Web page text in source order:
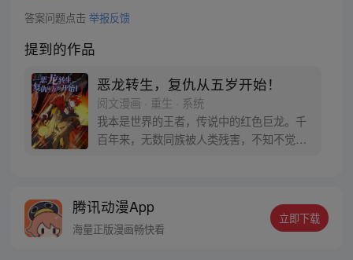
答案问题点击 举报反馈
提到的作品
恶龙转生，复仇从五岁开始！
阅文漫画 · 重生 · 系统
我本是世界的王者，传说中的红色巨龙。千
百年来，无数同族被人类残害，不知不觉
仇。 若有来生，我要让肮脏的人类付出血的
代价！ 若有来生…… 嗯？来生，我却转生成
腾讯动漫App
海量正版漫画畅快看
立即下载